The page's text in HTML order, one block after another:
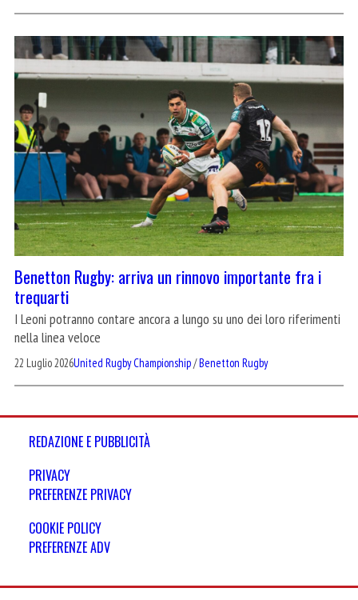
Benetton Rugby: arriva un rinnovo importante fra i
trequarti
I Leoni potranno contare ancora a lungo su uno dei loro riferimenti
nella linea veloce
22 Luglio 2026United Rugby Championship/Benetton Rugby
REDAZIONE E PUBBLICITÀ
PRIVACY
PREFERENZE PRIVACY
COOKIE POLICY
PREFERENZE ADV